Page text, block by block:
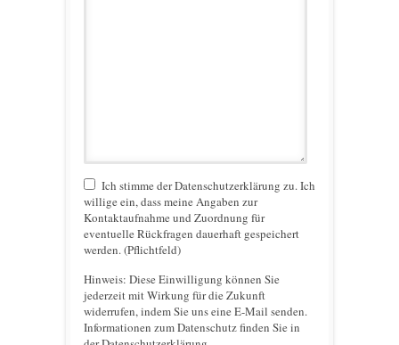
Ich stimme der Datenschutzerklärung zu. Ich
willige ein, dass meine Angaben zur
Kontaktaufnahme und Zuordnung für
eventuelle Rückfragen dauerhaft gespeichert
werden. (Pflichtfeld)
Hinweis: Diese Einwilligung können Sie
jederzeit mit Wirkung für die Zukunft
widerrufen, indem Sie uns eine E-Mail senden.
Informationen zum Datenschutz finden Sie in